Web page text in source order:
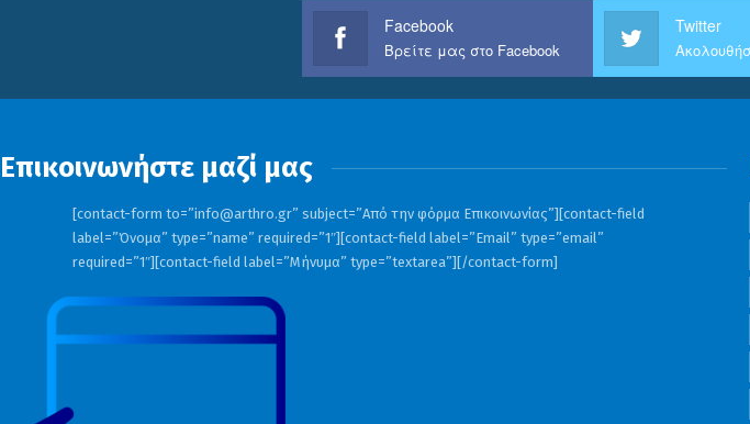
Facebook
Βρείτε μας στο Facebook
Twitter
Επικοινωνήστε μαζί μας
[contact-form to=”info@arthro.gr” subject=”Από την φόρμα Επικοινωνίας”][contact-field
label=”Όνομα” type=”name” required=”1″][contact-field label=”Email” type=”email”
required=”1″][contact-field label=”Μήνυμα” type=”textarea”][/contact-form]